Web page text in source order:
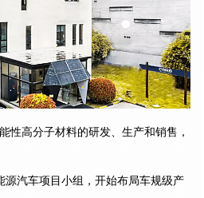
性高分子材料的研发、生产和销售，
源汽车项目小组，开始布局车规级产